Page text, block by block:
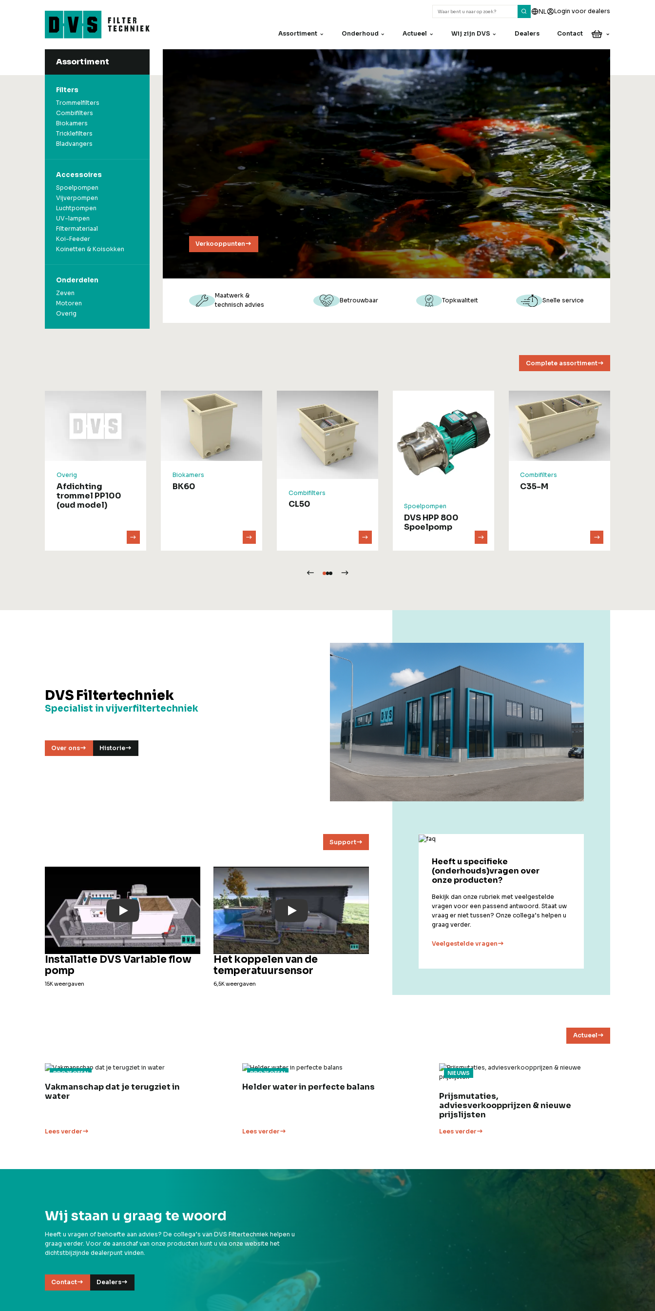
NL Login voor dealers
Assortiment
Combifilters
Biokamers
Tricklefilters
Bladvangers
Koi-Feeder
Heeft u een vraag
of een opmerking?
Onze collega’s helpen u
graag verder.
Contact
Onderhoud Actueel Wij zijn DVS Dealers Contact
Assortiment
Filters
Trommelfilters
Combifilters
Biokamers
Tricklefilters
Bladvangers
Accessoires
Spoelpompen
Vijverpompen
Luchtpompen
UV-lampen
Filtermateriaal
Koi-Feeder
Koinetten & Koisokken
Onderdelen
Zeven
Motoren
Overig
Verkooppunten
Maatwerk &
technisch advies
Betrouwbaar Topkwaliteit Snelle service
Complete assortiment
Overig
Afdichting
trommel PP100
(oud model)
Biokamers
BK60
Combifilters
CL50 Spoelpompen
DVS HPP 800
Spoelpomp
Combifilters
C35-M
DVS Filtertechniek
Specialist in vijverfiltertechniek
Over ons Historie
Support
Play: YouTube Video
Installatie DVS Variable flow
pomp
15K weergaven
Play: YouTube Video
Het koppelen van de
temperatuursensor
6,5K weergaven
Heeft u specifieke
(onderhouds)vragen over
onze producten?
Bekijk dan onze rubriek met veelgestelde
vragen voor een passend antwoord. Staat uw
vraag er niet tussen? Onze collega’s helpen u
graag verder.
Veelgestelde vragen
Actueel
PROJECTEN
Vakmanschap dat je terugziet in
water
Lees verder
PROJECTEN
Helder water in perfecte balans
Lees verder
NIEUWS
Prijsmutaties,
adviesverkoopprijzen & nieuwe
prijslijsten
Lees verder
Wij staan u graag te woord
Heeft u vragen of behoefte aan advies? De collega’s van DVS Filtertechniek helpen u
graag verder. Voor de aanschaf van onze producten kunt u via onze website het
dichtstbijzijnde dealerpunt vinden.
Contact Dealers